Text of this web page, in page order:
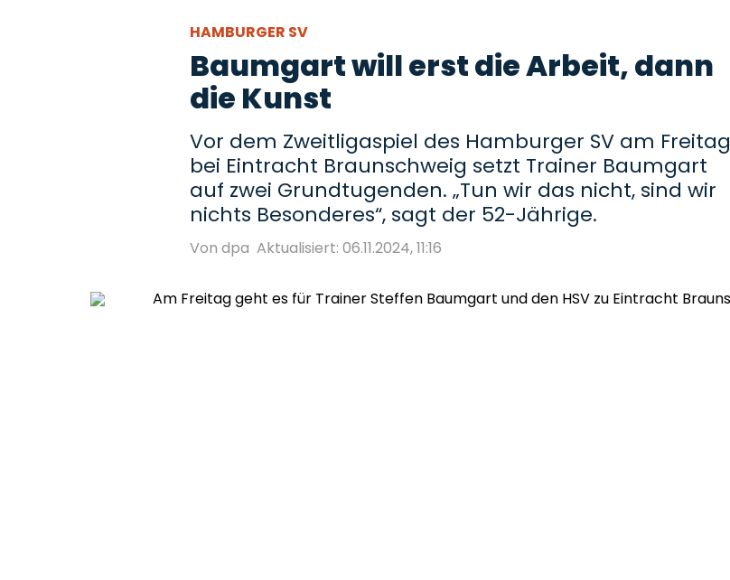
HAMBURGER SV
Baumgart will erst die Arbeit, dann
die Kunst
Vor dem Zweitligaspiel des Hamburger SV am Freitag
bei Eintracht Braunschweig setzt Trainer Baumgart
auf zwei Grundtugenden. „Tun wir das nicht, sind wir
nichts Besonderes“, sagt der 52-Jährige.
Von dpa Aktualisiert: 06.11.2024, 11:16